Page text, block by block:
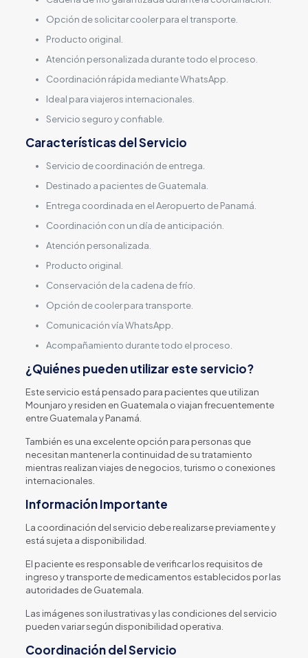
Opción de solicitar cooler para el transporte.
Producto original.
Atención personalizada durante todo el proceso.
Coordinación rápida mediante WhatsApp.
Ideal para viajeros internacionales.
Servicio seguro y confiable.
Características del Servicio
Servicio de coordinación de entrega.
Destinado a pacientes de Guatemala.
Entrega coordinada en el Aeropuerto de Panamá.
Coordinación con un día de anticipación.
Atención personalizada.
Producto original.
Conservación de la cadena de frío.
Opción de cooler para transporte.
Comunicación vía WhatsApp.
Acompañamiento durante todo el proceso.
¿Quiénes pueden utilizar este servicio?
Este servicio está pensado para pacientes que utilizan
Mounjaro y residen en Guatemala o viajan frecuentemente
entre Guatemala y Panamá.
También es una excelente opción para personas que
necesitan mantener la continuidad de su tratamiento
mientras realizan viajes de negocios, turismo o conexiones
internacionales.
Información Importante
La coordinación del servicio debe realizarse previamente y
está sujeta a disponibilidad.
El paciente es responsable de verificar los requisitos de
ingreso y transporte de medicamentos establecidos por las
autoridades de Guatemala.
Las imágenes son ilustrativas y las condiciones del servicio
pueden variar según disponibilidad operativa.
Coordinación del Servicio